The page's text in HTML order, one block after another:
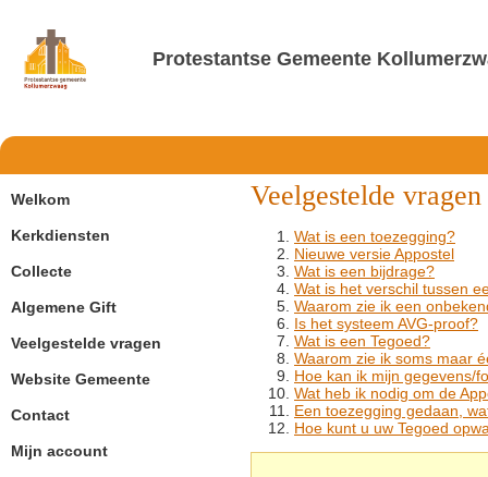
Protestantse Gemeente
Veelgestelde vragen
Wat is een toezegging?
Nieuwe versie Appostel
Wat is een bijdrage?
Wat is het verschil tussen
Waarom zie ik een
Is het systeem AVG-proof?
Wat is een Tegoed?
Waarom zie ik soms maar
Hoe kan ik mijn gegevens/
Wat heb ik nodig om de
Een toezegging gedaan,
Hoe kunt u uw Tegoed
Welkom
Kerkdiensten
Collecte
Algemene Gift
Veelgestelde vragen
Website Gemeente
Contact
Mijn account